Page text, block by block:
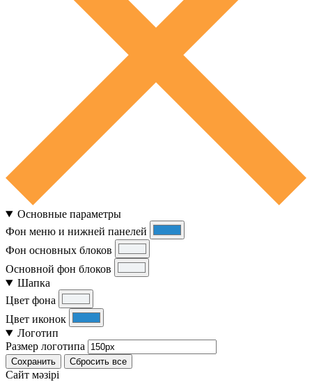
Основные параметры
Фон меню и нижней панелей
Фон основных блоков
Основной фон блоков
Шапка
Цвет фона
Цвет иконок
Логотип
Размер логотипа
Сохранить Сбросить все
Cайт мәзірі